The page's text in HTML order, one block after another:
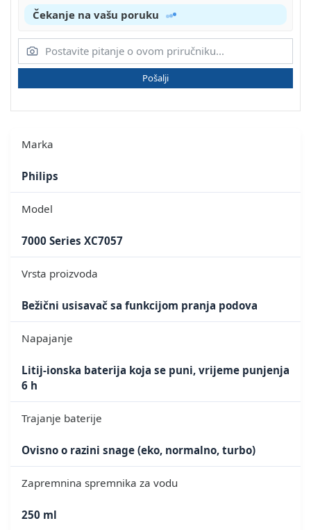
Čekanje na vašu poruku
Pošalji
Marka
Philips
Model
7000 Series XC7057
Vrsta proizvoda
Bežični usisavač sa funkcijom pranja podova
Napajanje
Litij-ionska baterija koja se puni, vrijeme punjenja
6 h
Trajanje baterije
Ovisno o razini snage (eko, normalno, turbo)
Zapremnina spremnika za vodu
250 ml